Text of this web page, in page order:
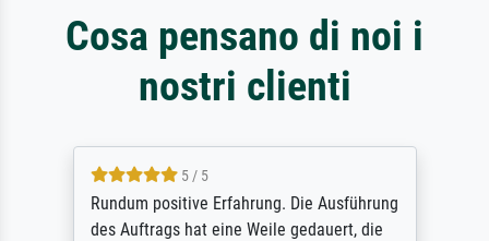
Cosa pensano di noi i
nostri clienti
5 / 5
Rundum positive Erfahrung. Die Ausführung
des Auftrags hat eine Weile gedauert, die